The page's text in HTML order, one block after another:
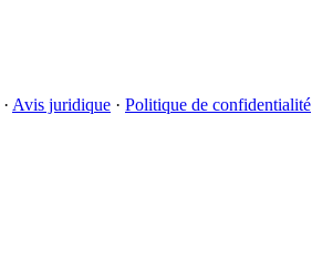
· Avis juridique · Politique de confidentialité